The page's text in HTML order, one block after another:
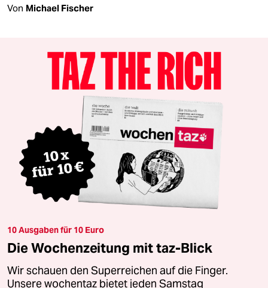
Von Michael Fischer
10 Ausgaben für 10 Euro
Die Wochenzeitung mit taz-Blick
Wir schauen den Superreichen auf die Finger.
Unsere wochentaz bietet jeden Samstag